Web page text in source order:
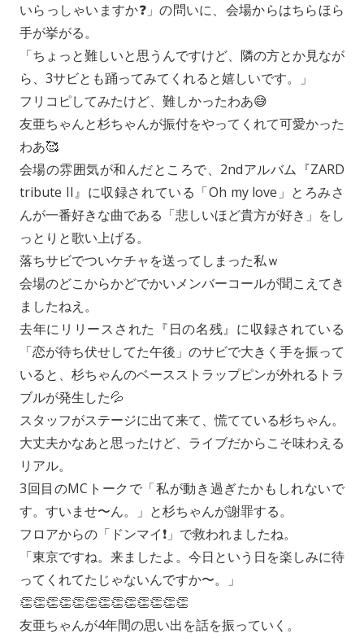
いらっしゃいますか❓」の問いに、会場からはちらほら
手が挙がる。
「ちょっと難しいと思うんですけど、隣の方とか見なが
ら、3サビとも踊ってみてくれると嬉しいです。」
フリコピしてみたけど、難しかったわあ😅
友亜ちゃんと杉ちゃんが振付をやってくれて可愛かった
わあ🥰
会場の雰囲気が和んだところで、2ndアルバム『ZARD
tribute II』に収録されている「Oh my love」とろみさ
んが一番好きな曲である「悲しいほど貴方が好き」をし
っとりと歌い上げる。
落ちサビでついケチャを送ってしまった私ｗ
会場のどこからかどでかいメンバーコールが聞こえてき
ましたねえ。
去年にリリースされた『日の名残』に収録されている
「恋が待ち伏せしてた午後」のサビで大きく手を振って
いると、杉ちゃんのベースストラップピンが外れるトラ
ブルが発生した💦
スタッフがステージに出て来て、慌てている杉ちゃん。
大丈夫かなあと思ったけど、ライブだからこそ味わえる
リアル。
3回目のMCトークで「私が動き過ぎたかもしれないで
す。すいませ〜ん。」と杉ちゃんが謝罪する。
フロアからの「ドンマイ❗️」で救われましたね。
「東京ですね。来ましたよ。今日という日を楽しみに待
ってくれてたじゃないんですか〜。」
👏👏👏👏👏👏👏👏👏👏👏👏👏
友亜ちゃんが4年間の思い出を話を振っていく。